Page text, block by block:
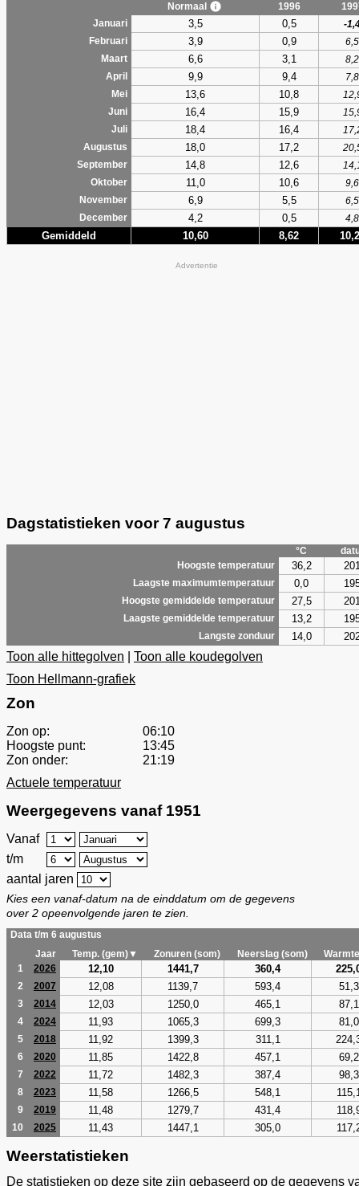
Normaal 1996
Januari
3,5 0,5
-
Februari
3,9 0,9
6,5
Maart
6,6 3,1
8,2
April
9,9 9,4
7,8
Mei
13,6 10,8
Juni
16,4 15,9
Juli
18,4 16,4
Augustus
18,0 17,2
September
14,8 12,6
Oktober
11,0 10,6
9,6
November
6,9 5,5
6,5
December
4,2 0,5 4,8
Gemiddeld 10,60 8,62
Advertentie
Dagstatistieken voor 7 augustus
°C
Hoogste temperatuur
36,2
Laagste maximumtemperatuur 0,0
Hoogste gemiddelde temperatuur 27,5
Laagste gemiddelde temperatuur 13,2
Langste zonduur 14,0
Toon alle hittegolven
Toon alle koudegolven
Toon Hellmann-grafiek
Zon
Zon op:
06:10
Hoogste punt:
13:45
Zon onder:
21:19
Actuele temperatuur
Weergegevens vanaf 1951
Vanaf
t/m
aantal jaren
Kies een vanaf-datum na de einddatum om de gegevens
over 2 opeenvolgende jaren te zien.
Data t/m 6 augustus
Jaar
Temp. (gem)▼ Zonuren (som) Neerslag (som)
1
2026 12,10 1441,7 360,4
2 2007 12,08 1139,7 593,4 51,3
3 2014 12,03 1250,0 465,1 87,1
4 2024 11,93 1065,3 699,3 81,0
5 2018 11,92 1399,3 311,1
6 2020 11,85 1422,8 457,1 69,2
7 2022 11,72 1482,3 387,4 98,3
8 2023 11,58 1266,5 548,1
9 2019 11,48 1279,7 431,4
10 2025 11,43 1447,1 305,0
Weerstatistieken
De statistieken op deze site zijn gebaseerd op de gegevens